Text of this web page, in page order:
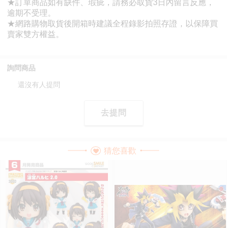
詢問商品
還沒有人提問
去提問
猜您喜歡